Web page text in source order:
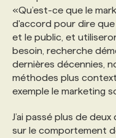
«Qu’est-ce que le
d'accord pour dire
et le public, et
besoin, recherche
dernières décennies,
méthodes plus
exemple le marketing
J’ai passé plus de
sur le comportement